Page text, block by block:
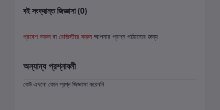
বই সংক্রান্ত জিজ্ঞাসা (0)
প্রবেশ করুন বা রেজিস্টার করুন আপনার প্রশ্ন পাঠানোর জন্য
অন্যান্য প্রশ্নাবলী
কেউ এখনো কোন প্রশ্ন জিজ্ঞাসা করেননি